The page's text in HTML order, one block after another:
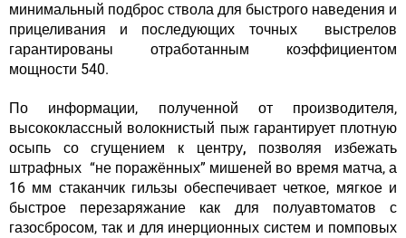
минимальный подброс ствола для быстрого наведения и
прицеливания и последующих точных выстрелов
гарантированы отработанным коэффициентом
мощности 540.
По информации, полученной от производителя,
высококлассный волокнистый пыж гарантирует плотную
осыпь со сгущением к центру, позволяя избежать
штрафных “не поражённых” мишеней во время матча, а
16 мм стаканчик гильзы обеспечивает четкое, мягкое и
быстрое перезаряжание как для полуавтоматов с
газосбросом, так и для инерционных систем и помповых